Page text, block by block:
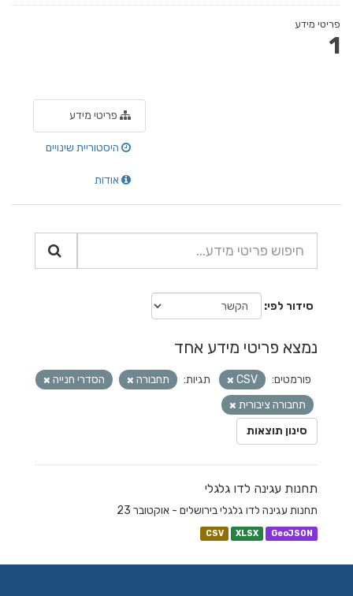
פריטי מידע
1
פריטי מידע
היסטוריית שינויים
אודות
סידור לפי
נמצא פריטי מידע אחד
פורמטים: CSV תגיות: תחבורה
הסדרי חנייה
תחבורה ציבורית
סינון תוצאות
תחנות עגינה לדו גלגלי
תחנות עגינה לדו גלגלי בירושלים - אוקטובר 23
CSV XLSX GeoJSON